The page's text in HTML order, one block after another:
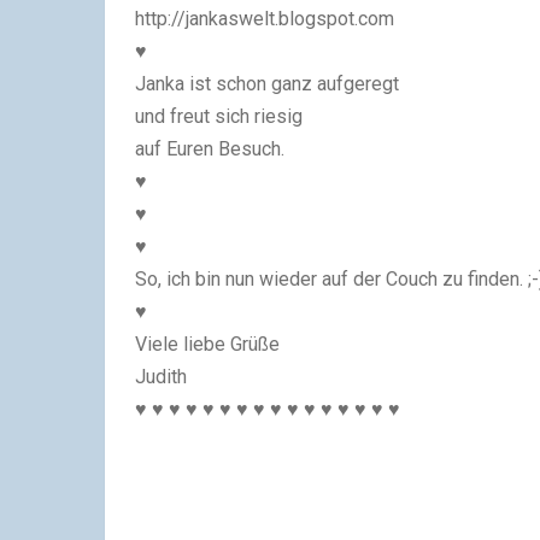
http://jankaswelt.blogspot.com
♥
Janka ist schon ganz aufgeregt
und freut sich riesig
auf Euren Besuch.
♥
♥
♥
So, ich bin nun wieder auf der Couch zu finden.
♥
Viele liebe Grüße
Judith
♥ ♥ ♥ ♥ ♥ ♥ ♥ ♥ ♥ ♥ ♥ ♥ ♥ ♥ ♥ ♥